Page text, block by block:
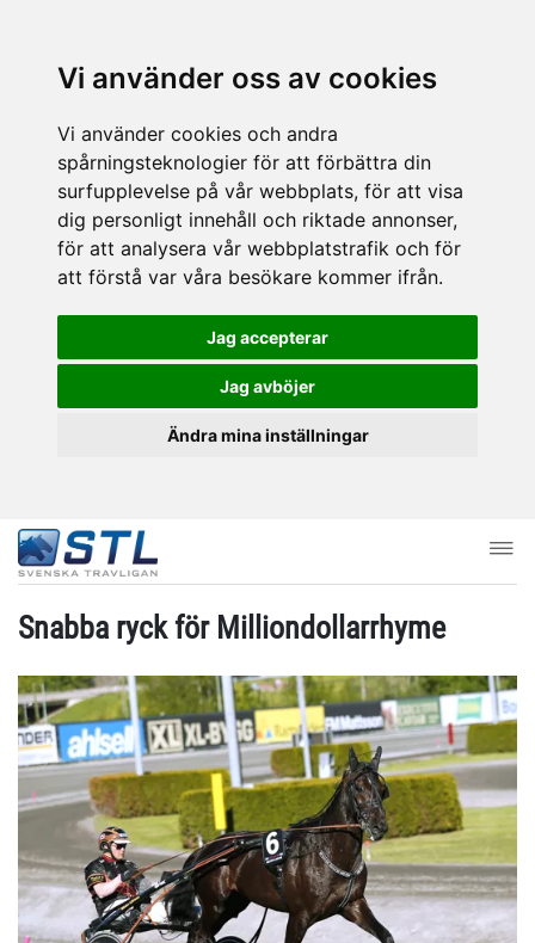
Vi använder oss av cookies
Vi använder cookies och andra
spårningsteknologier för att förbättra din
surfupplevelse på vår webbplats, för att visa
dig personligt innehåll och riktade annonser,
för att analysera vår webbplatstrafik och för
att förstå var våra besökare kommer ifrån.
Jag accepterar
Jag avböjer
Ändra mina inställningar
Snabba ryck för Milliondollarrhyme